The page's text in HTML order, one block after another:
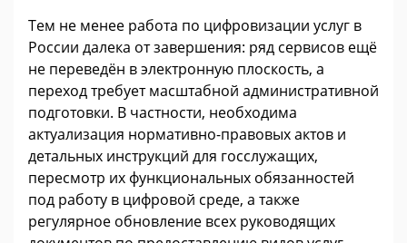
Тем не менее работа по цифровизации услуг в
России далека от завершения: ряд сервисов ещё
не переведён в электронную плоскость, а
переход требует масштабной административной
подготовки. В частности, необходима
актуализация нормативно-правовых актов и
детальных инструкций для госслужащих,
пересмотр их функциональных обязанностей
под работу в цифровой среде, а также
регулярное обновление всех руководящих